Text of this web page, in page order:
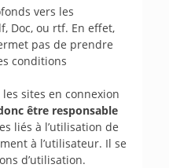
vers les
Doc, ou rtf. En effet,
pas de prendre
conditions
sites en connexion
être responsable
liés à l’utilisation de
à l’utilisateur. Il se
d’utilisation.